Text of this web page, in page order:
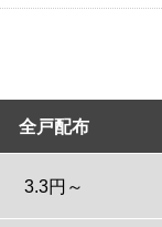
全戸配布
3.3円～